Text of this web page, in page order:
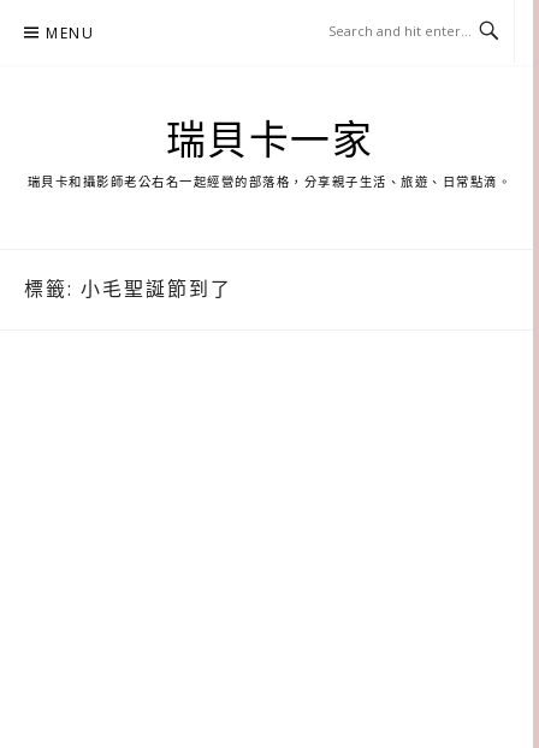
MENU
瑞貝卡一家
瑞貝卡和攝影師老公右名一起經營的部落格，分享親子生活、旅遊、日常點滴。
標籤: 小毛聖誕節到了